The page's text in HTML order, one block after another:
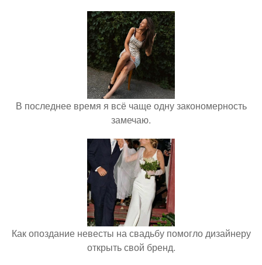
В последнее время я всё чаще одну закономерность
замечаю.
Как опоздание невесты на свадьбу помогло дизайнеру
открыть свой бренд.